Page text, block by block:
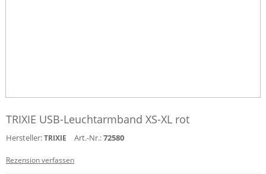
TRIXIE USB-Leuchtarmband XS-XL rot
Hersteller:TRIXIE Art.-Nr.:72580
Rezension verfassen